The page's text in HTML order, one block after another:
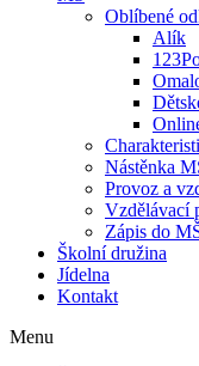
Oblíbené
Alík
Nástěnka
Provoz a
Vzdělávací
Zápis do
Školní družina
Jídelna
Kontakt
Menu